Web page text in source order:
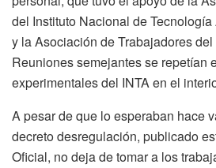
del Instituto Nacional de
y la Asociación de Trabajadores del
Reuniones semejantes se repetían
experimentales del INTA en el
A pesar de que lo esperaban hace
decreto desregulación, publicado
Oficial, no deja de tomar a los